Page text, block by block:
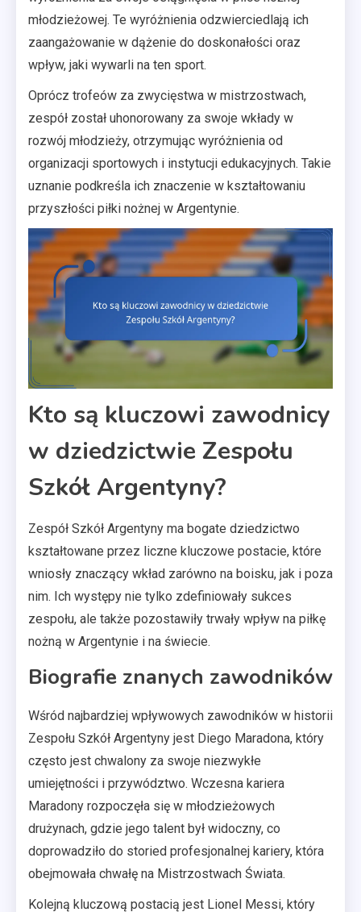
młodzieżowej. Te wyróżnienia odzwierciedlają ich
zaangażowanie w dążenie do doskonałości oraz
wpływ, jaki wywarli na ten sport.
Oprócz trofeów za zwycięstwa w mistrzostwach,
zespół został uhonorowany za swoje wkłady w
rozwój młodzieży, otrzymując wyróżnienia od
organizacji sportowych i instytucji edukacyjnych. Takie
uznanie podkreśla ich znaczenie w kształtowaniu
przyszłości piłki nożnej w Argentynie.
Kto są kluczowi zawodnicy
w dziedzictwie Zespołu
Szkół Argentyny?
Zespół Szkół Argentyny ma bogate dziedzictwo
kształtowane przez liczne kluczowe postacie, które
wniosły znaczący wkład zarówno na boisku, jak i poza
nim. Ich występy nie tylko zdefiniowały sukces
zespołu, ale także pozostawiły trwały wpływ na piłkę
nożną w Argentynie i na świecie.
Biografie znanych zawodników
Wśród najbardziej wpływowych zawodników w historii
Zespołu Szkół Argentyny jest Diego Maradona, który
często jest chwalony za swoje niezwykłe
umiejętności i przywództwo. Wczesna kariera
Maradony rozpoczęła się w młodzieżowych
drużynach, gdzie jego talent był widoczny, co
doprowadziło do storied profesjonalnej kariery, która
obejmowała chwałę na Mistrzostwach Świata.
Kolejną kluczową postacią jest Lionel Messi, który